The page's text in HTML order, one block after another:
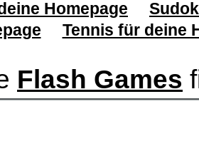
Homepage
Tennis für deine
Flash Games